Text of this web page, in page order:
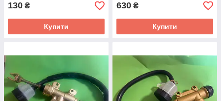
130 ₴
Купити
630 ₴
Купити